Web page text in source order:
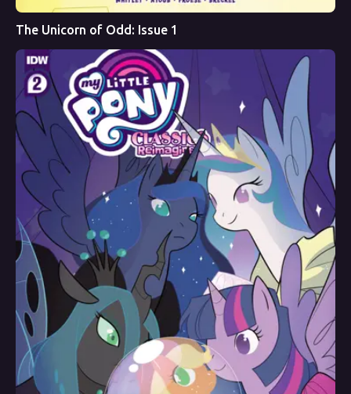
The Unicorn of Odd: Issue 1